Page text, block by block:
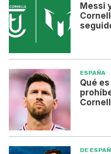
Messi
ESPAÑA
Qué
DE